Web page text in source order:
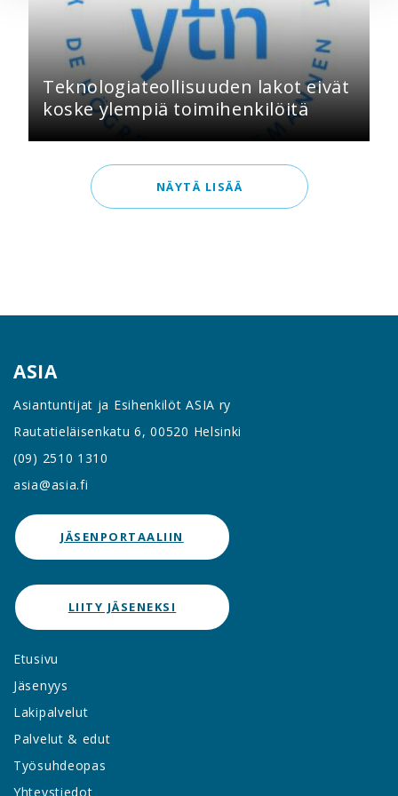
Teknologiateollisuuden lakot eivät
koske ylempiä toimihenkilöitä
NÄYTÄ LISÄÄ
ASIA
Asiantuntijat ja Esihenkilöt ASIA ry
Rautatieläisenkatu 6, 00520 Helsinki
(09) 2510 1310
asia@asia.fi
JÄSENPORTAALIIN
LIITY JÄSENEKSI
Etusivu
Jäsenyys
Lakipalvelut
Palvelut & edut
Työsuhdeopas
Yhteystiedot